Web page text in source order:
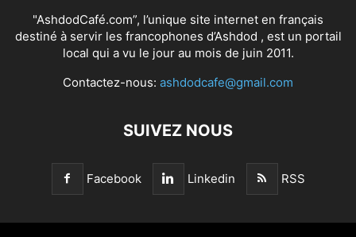
"AshdodCafé.com”, l’unique site internet en français
destiné à servir les francophones d’Ashdod , est un portail
local qui a vu le jour au mois de juin 2011.
Contactez-nous: ashdodcafe@gmail.com
SUIVEZ NOUS
Facebook Linkedin RSS